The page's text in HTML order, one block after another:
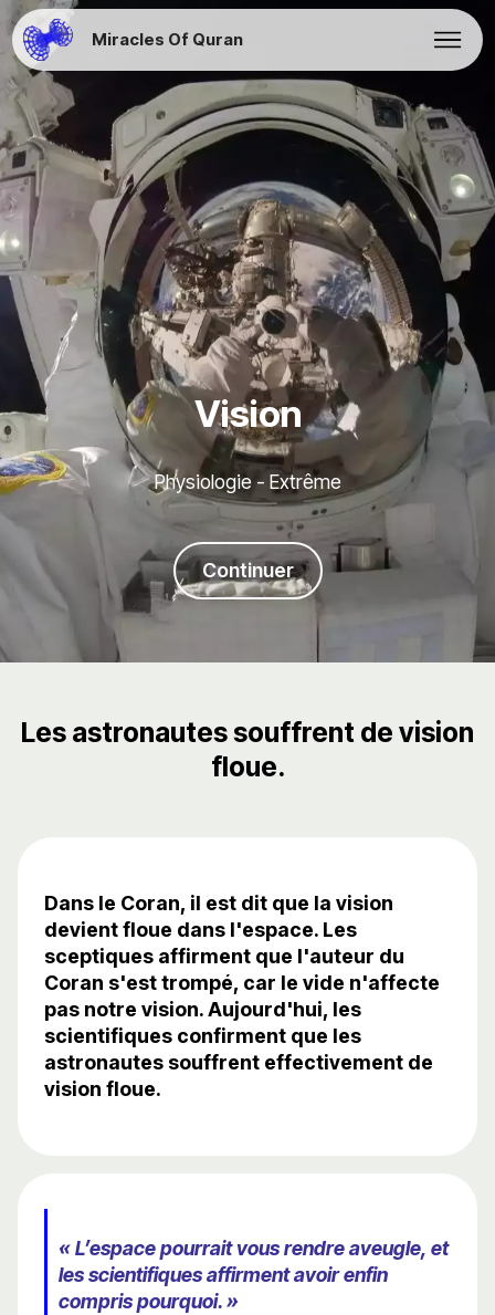
Miracles Of Quran
Vision
Physiologie - Extrême
Continuer
Les astronautes souffrent de vision
floue.
Dans le Coran, il est dit que la vision
devient floue dans l'espace. Les
sceptiques affirment que l'auteur du
Coran s'est trompé, car le vide n'affecte
pas notre vision. Aujourd'hui, les
scientifiques confirment que les
astronautes souffrent effectivement de
vision floue.
« L’espace pourrait vous rendre aveugle, et
les scientifiques affirment avoir enfin
compris pourquoi. »